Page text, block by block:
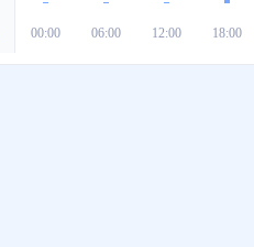
00:00 06:00 12:00 18:00